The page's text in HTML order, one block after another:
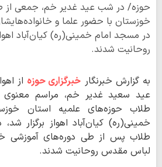
حوزه/ در شب عید غدیر خم، جمعی از
خوزستان با حضور علما و
در مسجد امام خمینی(ره) کیان‌آباد
روحانیت شدند.
به گزارش خبرنگار خبرگزاری حوزه از
عید سعید غدیر خم، مراسم معنوی
طلاب حوزه‌های علمیه استان
خمینی(ره) کیان‌آباد اهواز برگزار
طلاب پس از طی دوره‌های آموزشی
لباس مقدس روحانیت شدند.